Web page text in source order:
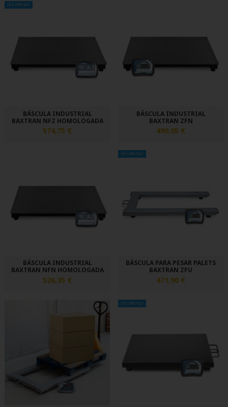
¡En oferta!
BÁSCULA INDUSTRIAL
BAXTRAN NFZ HOMOLOGADA
574,75 €
BÁSCULA INDUSTRIAL
BAXTRAN ZFN
490,05 €
BÁSCULA INDUSTRIAL
BAXTRAN NFN HOMOLOGADA
526,35 €
¡En oferta!
BÁSCULA PARA PESAR PALETS
BAXTRAN ZFU
471,90 €
¡En oferta!